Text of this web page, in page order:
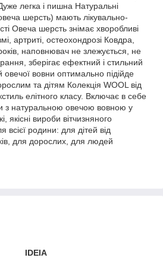
легка і пишна Натуральні
шерсть) мають лікувально-
Овеча шерсть знімає хворобливі
артриті, остеохондрозі Ковдра,
наповнювач не злежується, не
зберігає ефектний і стильний
овечої вовни оптимально підійде
та дітям Колекція WOOL від
елітного класу. Включає в себе
з натуральною овечою вовною у
якісні вироби вітчизняного
родини: для дітей від
для дорослих, для людей
IDEIA